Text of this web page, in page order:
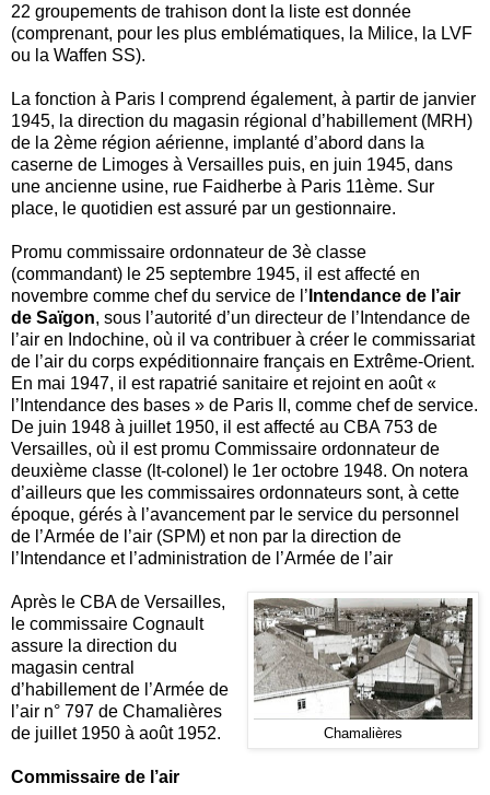
22 groupements de trahison dont la liste est donnée
(comprenant, pour les plus emblématiques, la Milice, la LVF
ou la Waffen SS).
La fonction à Paris I comprend également, à partir de janvier
1945, la direction du magasin régional d’habillement (MRH)
de la 2ème région aérienne, implanté d’abord dans la
caserne de Limoges à Versailles puis, en juin 1945, dans
une ancienne usine, rue Faidherbe à Paris 11ème. Sur
place, le quotidien est assuré par un gestionnaire.
Promu commissaire ordonnateur de 3è classe
(commandant) le 25 septembre 1945, il est affecté en
novembre comme chef du service de l’ Intendance de l’air
de Saïgon, sous l’autorité d’un directeur de l’Intendance de
l’air en Indochine, où il va contribuer à créer le commissariat
de l’air du corps expéditionnaire français en Extrême-Orient.
En mai 1947, il est rapatrié sanitaire et rejoint en août «
l’Intendance des bases » de Paris II, comme chef de service.
De juin 1948 à juillet 1950, il est affecté au CBA 753 de
Versailles, où il est promu Commissaire ordonnateur de
deuxième classe (lt-colonel) le 1er octobre 1948. On notera
d’ailleurs que les commissaires ordonnateurs sont, à cette
époque, gérés à l’avancement par le service du personnel
de l’Armée de l’air (SPM) et non par la direction de
l’Intendance et l’administration de l’Armée de l’air
Chamalières
Après le CBA de Versailles,
le commissaire Cognault
assure la direction du
magasin central
d’habillement de l’Armée de
l’air n° 797 de Chamalières
de juillet 1950 à août 1952.
Commissaire de l’air